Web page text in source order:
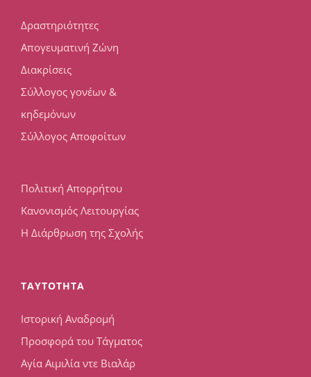
Δραστηριότητες
Απογευματινή Ζώνη
Διακρίσεις
Σύλλογος γονέων &
κηδεμόνων
Σύλλογος Αποφοίτων
Πολιτική Απορρήτου
Κανονισμός Λειτουργίας
Η Διάρθρωση της Σχολής
TAYTOTHTA
Ιστορική Αναδρομή
Προσφορά του Τάγματος
Αγία Αιμιλία ντε Βιαλάρ